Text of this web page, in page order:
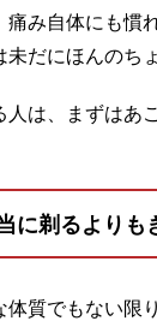
痛み自体にも慣
だにほんのち
人は、まずはあ
に剃るよりも
体質でもない限